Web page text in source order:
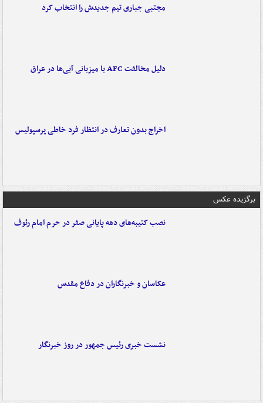
مجتبی جباری تیم جدیدش را انتخاب کرد
دلیل مخالفت AFC با میزبانی آبی‌ها در عراق
اخراج بدون تعارف در انتظار فرد خاطی پرسپولیس
برگزیده عکس
نصب کتیبه‌های دهه پایانی صفر در حرم امام رئوف
عکاسان و خبرنگاران در دفاع مقدس
نشست خبری رئیس جمهور در روز خبرنگار